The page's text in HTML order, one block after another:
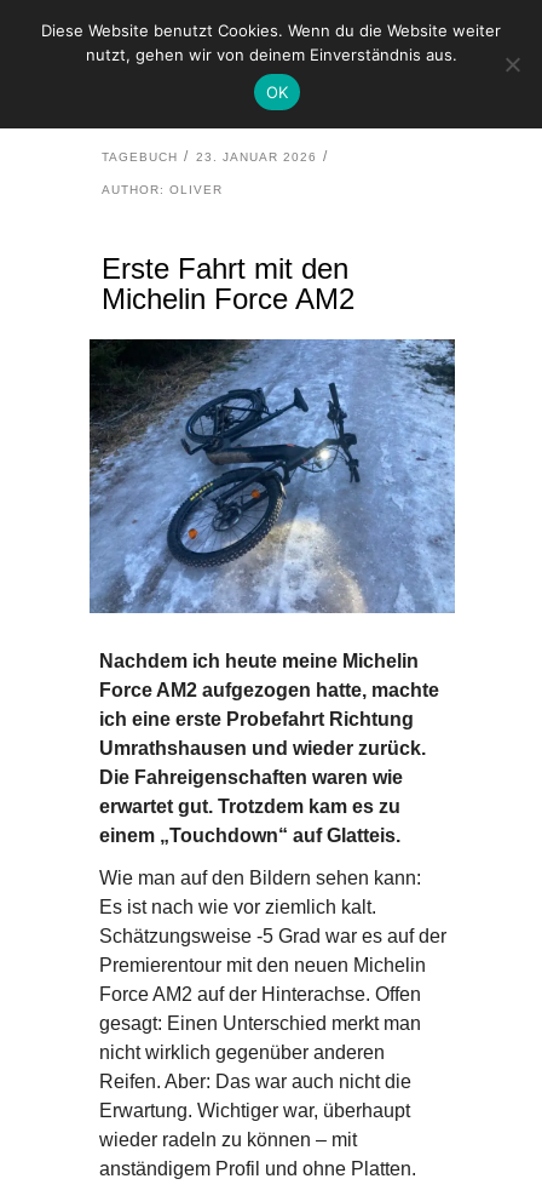
TAGEBUCH 23. JANUAR 2026
AUTHOR: OLIVER
Erste Fahrt mit den
Michelin Force AM2
Nachdem ich heute meine Michelin
Force AM2 aufgezogen hatte, machte
ich eine erste Probefahrt Richtung
Umrathshausen und wieder zurück.
Die Fahreigenschaften waren wie
erwartet gut. Trotzdem kam es zu
einem „Touchdown“ auf Glatteis.
Wie man auf den Bildern sehen kann:
Es ist nach wie vor ziemlich kalt.
Schätzungsweise -5 Grad war es auf der
Premierentour mit den neuen Michelin
Force AM2 auf der Hinterachse. Offen
gesagt: Einen Unterschied merkt man
nicht wirklich gegenüber anderen
Reifen. Aber: Das war auch nicht die
Erwartung. Wichtiger war, überhaupt
wieder radeln zu können – mit
anständigem Profil und ohne Platten.
Diese Website benutzt Cookies. Wenn du die Website weiter
nutzt, gehen wir von deinem Einverständnis aus.
OK